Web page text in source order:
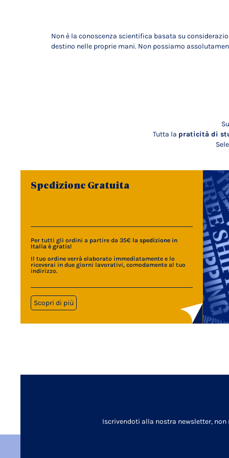
Non è la conoscenza scientifica basata su
destino nelle proprie mani. Non possiamo
Tutta la praticità di
Spedizione Gratuita
Per tutti gli ordini a partire da 35€ la spedizione in
Italia è gratis!
Il tuo ordine verrà elaborato immediatamente e lo
riceverai in due giorni lavorativi, comodamente al tuo
indirizzo.
Scopri di più
Iscrivendoti alla nostra newsletter,